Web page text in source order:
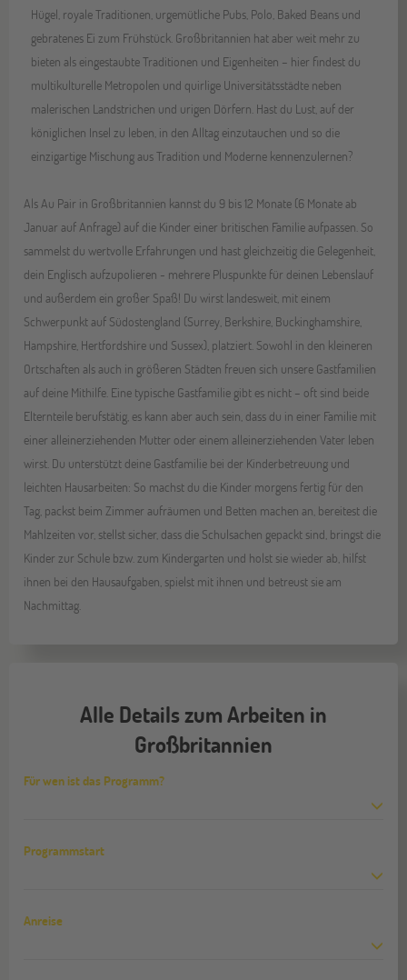
Hügel, royale Traditionen, urgemütliche Pubs, Polo, Baked Beans und
gebratenes Ei zum Frühstück. Großbritannien hat aber weit mehr zu
bieten als eingestaubte Traditionen und Eigenheiten – hier findest du
multikulturelle Metropolen und quirlige Universitätsstädte neben
malerischen Landstrichen und urigen Dörfern. Hast du Lust, auf der
königlichen Insel zu leben, in den Alltag einzutauchen und so die
einzigartige Mischung aus Tradition und Moderne kennenzulernen?
Als Au Pair in Großbritannien kannst du 9 bis 12 Monate (6 Monate ab
Januar auf Anfrage) auf die Kinder einer britischen Familie aufpassen. So
sammelst du wertvolle Erfahrungen und hast gleichzeitig die Gelegenheit,
dein Englisch aufzupolieren - mehrere Pluspunkte für deinen Lebenslauf
und außerdem ein großer Spaß! Du wirst landesweit, mit einem
Schwerpunkt auf Südostengland (Surrey, Berkshire, Buckinghamshire,
Hampshire, Hertfordshire und Sussex), platziert. Sowohl in den kleineren
Ortschaften als auch in größeren Städten freuen sich unsere Gastfamilien
auf deine Mithilfe. Eine typische Gastfamilie gibt es nicht – oft sind beide
Elternteile berufstätig, es kann aber auch sein, dass du in einer Familie mit
einer alleinerziehenden Mutter oder einem alleinerziehenden Vater leben
wirst. Du unterstützt deine Gastfamilie bei der Kinderbetreuung und
leichten Hausarbeiten: So machst du die Kinder morgens fertig für den
Tag, packst beim Zimmer aufräumen und Betten machen an, bereitest die
Mahlzeiten vor, stellst sicher, dass die Schulsachen gepackt sind, bringst die
Kinder zur Schule bzw. zum Kindergarten und holst sie wieder ab, hilfst
ihnen bei den Hausaufgaben, spielst mit ihnen und betreust sie am
Nachmittag.
Alle Details zum Arbeiten in
Großbritannien
Für wen ist das Programm?
Programmstart
Anreise